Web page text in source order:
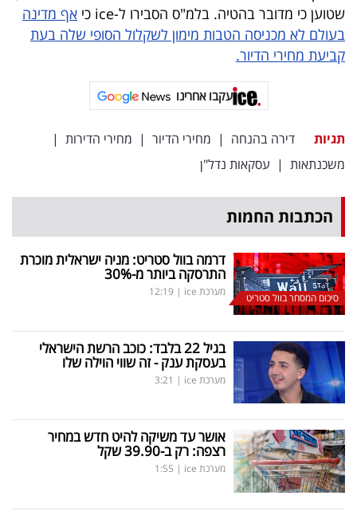
שטוען כי מדובר בהטיה. בלמ"ס הסבירו ל-ice כי
אף מדינה
בעולם לא מכניסה הטבות מימון לשקלול הסופי שלה בעת
קביעת מחירי הדיור.
עקבו אחרינו
תגיות דירה בהנחה | מחירי הדיור | מחירי הדירות |
משכנתאות | עסקאות נדל"ן
הכתבות החמות
סיכום המסחר בוול סטריט
דרמה בוול סטריט: מניה ישראלית מוכרת
התרסקה ביותר מ-30%
מערכת ice |
12:19
בגיל 22 בלבד: כוכב הרשת הישראלי
בעסקת ענק - זה שווי הוילה שלו
מערכת ice |
3:21
אושר עד משיקה להיט חדש במחיר
רצפה: רק ב-39.90 שקל
מערכת ice |
1:55